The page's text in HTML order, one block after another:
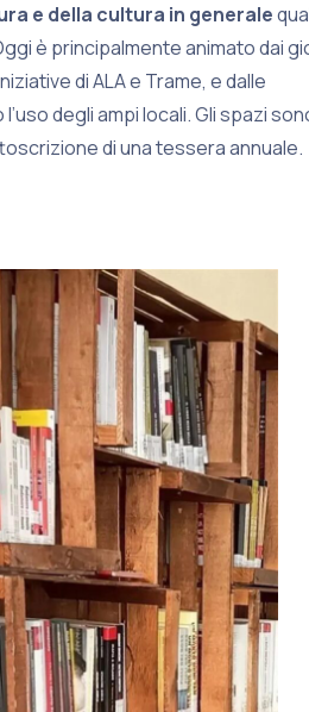
e della cultura in generale
è principalmente animato dai
di ALA e Trame, e dalle
degli ampi locali. Gli spazi
di una tessera annuale.